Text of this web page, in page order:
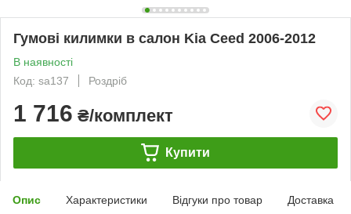
Гумові килимки в салон Kia Ceed 2006-2012
В наявності
Код: sa137
Роздріб
1 716 ₴/комплект
Купити
Опис Характеристики Відгуки про товар Доставка